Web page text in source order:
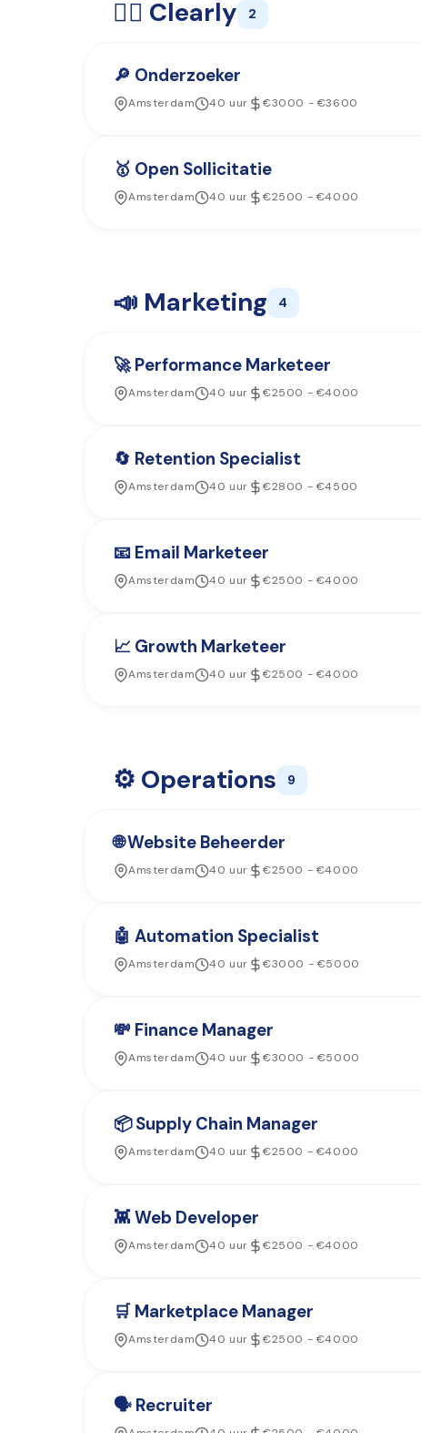
☝🏼 Clearly 2
🔎 Onderzoeker
Amsterdam 40 uur €3000 - €3600
🥇 Open Sollicitatie
Amsterdam 40 uur €2500 - €4000
📣 Marketing 4
🚀 Performance Marketeer
Amsterdam 40 uur €2500 - €4000
🔄 Retention Specialist
Amsterdam 40 uur €2800 - €4500
📧 Email Marketeer
Amsterdam 40 uur €2500 - €4000
📈 Growth Marketeer
Amsterdam 40 uur €2500 - €4000
⚙️ Operations 9
🌐 Website Beheerder
Amsterdam 40 uur €2500 - €4000
🤖 Automation Specialist
Amsterdam 40 uur €3000 - €5000
💸 Finance Manager
Amsterdam 40 uur €3000 - €5000
📦 Supply Chain Manager
Amsterdam 40 uur €2500 - €4000
👾 Web Developer
Amsterdam 40 uur €2500 - €4000
🛒 Marketplace Manager
Amsterdam 40 uur €2500 - €4000
🗣️ Recruiter